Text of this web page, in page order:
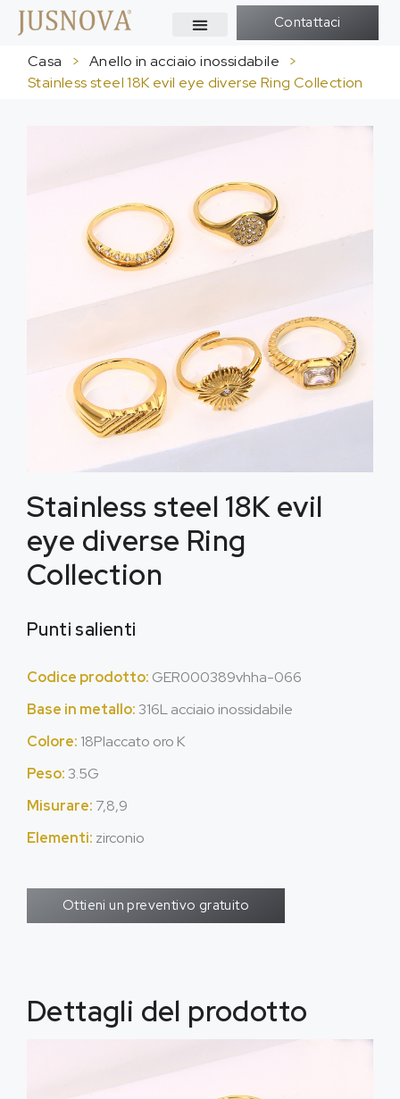
Contattaci
Casa > Anello in acciaio inossidabile
>
Stainless steel 18K evil eye diverse Ring Collection
Stainless steel 18K evil
eye diverse Ring
Collection
Punti salienti
Codice prodotto: GER000389vhha-066
Base in metallo: 316L acciaio inossidabile
Colore: 18Placcato oro K
Peso: 3.5G
Misurare: 7,8,9
Elementi: zirconio
Ottieni un preventivo gratuito
Dettagli del prodotto